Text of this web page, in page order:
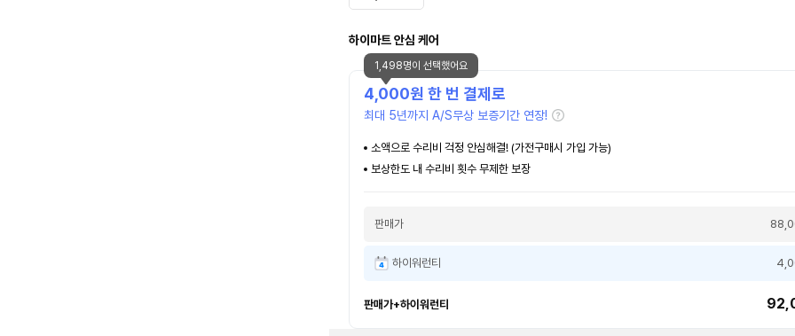
하이마트 안심 케어
4,000원 한 번 결제로
최대 5년까지 A/S무상 보증기간 연장!
소액으로 수리비 걱정 안심해결! (가전구매시 가입 가능)
보상한도 내 수리비 횟수 무제한 보장
판매가
하이워런티
판매가+하이워런티
1,498명이 선택했어요